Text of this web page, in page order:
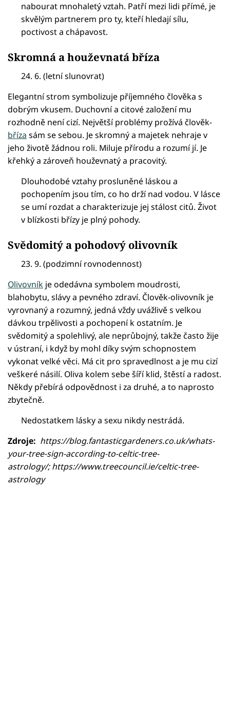
nabourat mnohaletý vztah. Patří mezi lidi přímé, je
skvělým partnerem pro ty, kteří hledají sílu,
poctivost a chápavost.
Skromná a houževnatá bříza
24. 6. (letní slunovrat)
Elegantní strom symbolizuje příjemného člověka s
dobrým vkusem. Duchovní a citové založení mu
rozhodně není cizí. Největší problémy prožívá člověk-
bříza sám se sebou. Je skromný a majetek nehraje v
jeho životě žádnou roli. Miluje přírodu a rozumí jí. Je
křehký a zároveň houževnatý a pracovitý.
Dlouhodobé vztahy prosluněné láskou a
pochopením jsou tím, co ho drží nad vodou. V lásce
se umí rozdat a charakterizuje jej stálost citů. Život
v blízkosti břízy je plný pohody.
Svědomitý a pohodový olivovník
23. 9. (podzimní rovnodennost)
Olivovník je odedávna symbolem moudrosti,
blahobytu, slávy a pevného zdraví. Člověk-olivovník je
vyrovnaný a rozumný, jedná vždy uvážlivě s velkou
dávkou trpělivosti a pochopení k ostatním. Je
svědomitý a spolehlivý, ale neprůbojný, takže často žije
v ústraní, i když by mohl díky svým schopnostem
vykonat velké věci. Má cit pro spravedlnost a je mu cizí
veškeré násilí. Oliva kolem sebe šíří klid, štěstí a radost.
Někdy přebírá odpovědnost i za druhé, a to naprosto
zbytečně.
Nedostatkem lásky a sexu nikdy nestrádá.
Zdroje: https://blog.fantasticgardeners.co.uk/whats-
your-tree-sign-according-to-celtic-tree-
astrology/; https://www.treecouncil.ie/celtic-tree-
astrology